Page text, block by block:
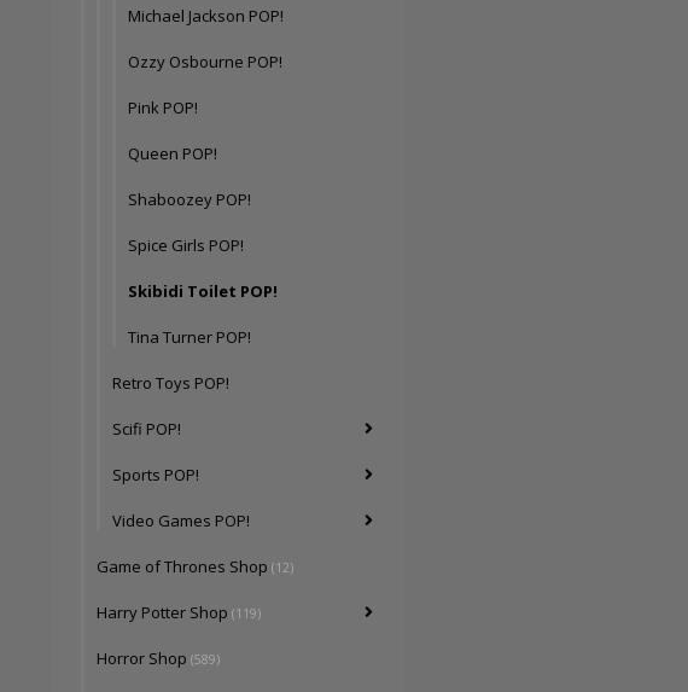
Michael Jackson POP!
Ozzy Osbourne POP!
Pink POP!
Queen POP!
Shaboozey POP!
Spice Girls POP!
Skibidi Toilet POP!
Tina Turner POP!
Retro Toys POP!
Scifi POP!
Sports POP!
Video Games POP!
Game of Thrones Shop (12)
Harry Potter Shop (119)
Horror Shop (589)